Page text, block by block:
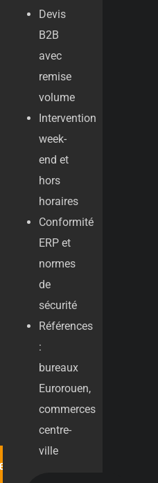
Devis
B2B
avec
remise
volume
Intervention
week-
end et
hors
horaires
Conformité
ERP et
normes
de
sécurité
Références
:
bureaux
Eurorouen,
commerces
centre-
ville